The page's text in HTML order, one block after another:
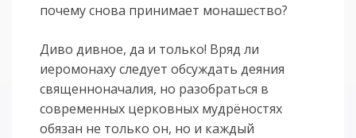
почему снова принимает монашество?
Диво дивное, да и только! Вряд ли
иеромонаху следует обсуждать деяния
священноначалия, но разобраться в
современных церковных мудрёностях
обязан не только он, но и каждый